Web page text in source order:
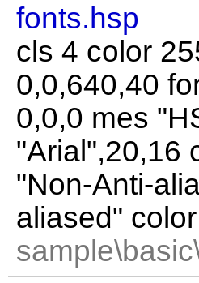
fonts.hsp
cls 4 color
0,0,640,40
0,0,0 mes
"Arial",20,16
"Non-Anti-
aliased"